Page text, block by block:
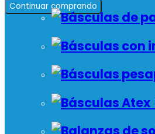
Continuar comprando